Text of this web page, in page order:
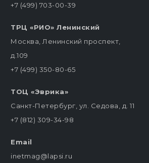
+7 (499) 703-00-39
ТРЦ «РИО» Ленинский
Москва, Ленинский проспект,
д.109
+7 (499) 350-80-65
ТОЦ «Эврика»
Санкт-Петербург, ул. Седова, д. 11
+7 (812) 309-34-98
Email
inetmag@lapsi.ru